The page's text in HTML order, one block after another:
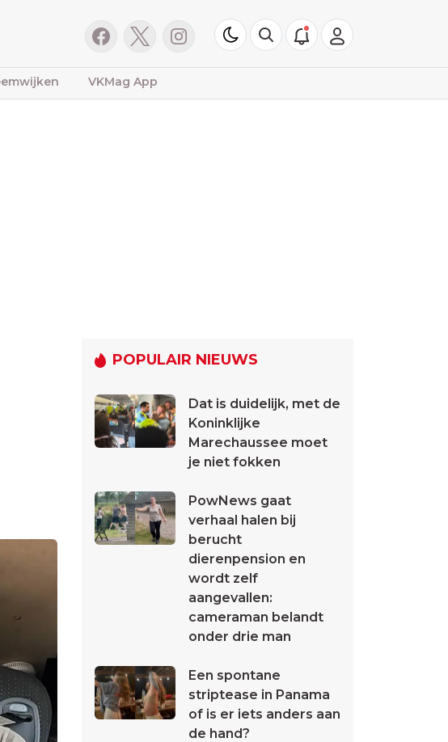
VKMag App
POPULAIR NIEUWS
Dat is duidelijk, met de
Koninklijke
Marechaussee moet
je niet fokken
PowNews gaat
verhaal halen bij
berucht
dierenpension en
wordt zelf
aangevallen:
cameraman belandt
onder drie man
Een spontane
striptease in Panama
of is er iets anders aan
de hand?